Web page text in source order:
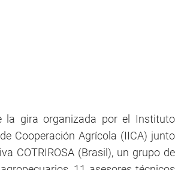
la gira organizada por el Instituto
Cooperación Agrícola (IICA) junto
COTRIROSA (Brasil), un grupo de